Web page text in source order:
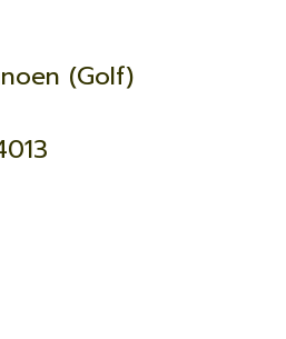
(Golf)